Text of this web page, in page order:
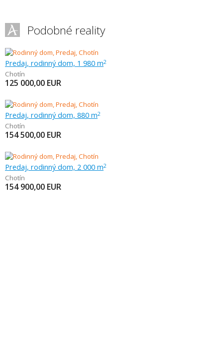
Podobné reality
Predaj, rodinný dom, 1 980 m2
Chotín
125 000,00 EUR
Predaj, rodinný dom, 880 m2
Chotín
154 500,00 EUR
Predaj, rodinný dom, 2 000 m2
Chotín
154 900,00 EUR